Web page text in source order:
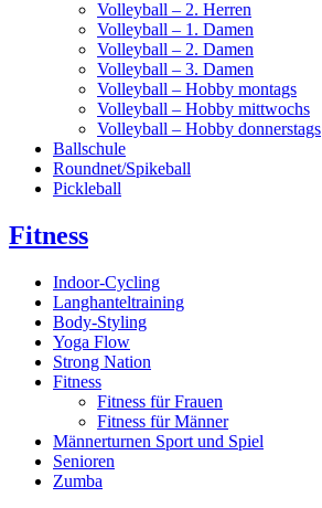
Volleyball – 2. Herren
Volleyball – 1. Damen
Volleyball – 2. Damen
Volleyball – 3. Damen
Volleyball – Hobby montags
Volleyball – Hobby mittwochs
Volleyball – Hobby donnerstags
Ballschule
Roundnet/Spikeball
Pickleball
Fitness
Indoor-Cycling
Langhanteltraining
Body-Styling
Yoga Flow
Strong Nation
Fitness
Fitness für Frauen
Fitness für Männer
Männerturnen Sport und Spiel
Senioren
Zumba